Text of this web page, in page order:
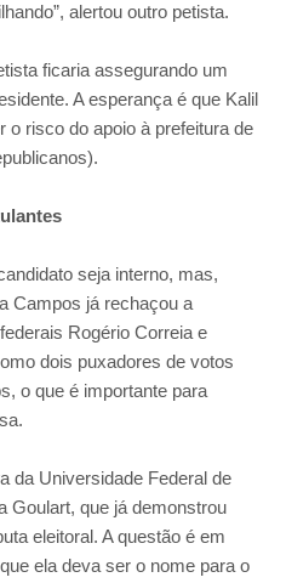
alertou outro petista.
ficaria assegurando um
A esperança é que Kalil
o risco do apoio à prefeitura de
seja interno, mas,
Campos já rechaçou a
Rogério Correia e
dois puxadores de votos
o que é importante para
da Universidade Federal de
Goulart, que já demonstrou
eleitoral. A questão é em
ela deva ser o nome para o